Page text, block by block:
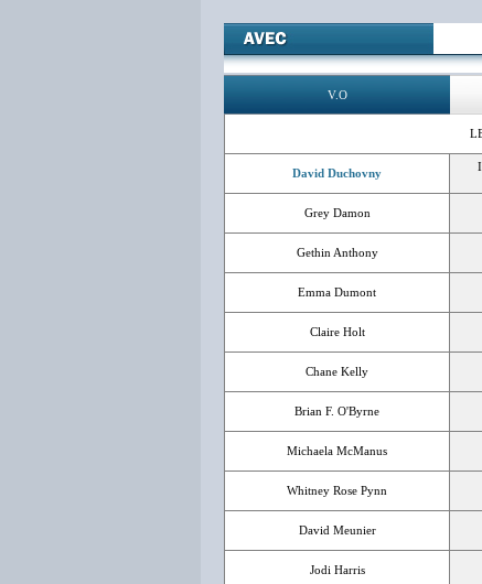
V.O
David Duchovny
Grey Damon
Gethin Anthony
Emma Dumont
Claire Holt
Chane Kelly
Brian F. O'Byrne
Michaela McManus
Whitney Rose Pynn
David Meunier
Jodi Harris